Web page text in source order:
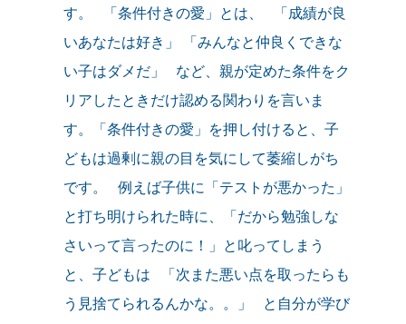
す。 「条件付きの愛」とは、 「成績が良
いあなたは好き」 「みんなと仲良くできな
い子はダメだ」 など、親が定めた条件をク
リアしたときだけ認める関わりを言いま
す。「条件付きの愛」を押し付けると、子
どもは過剰に親の目を気にして萎縮しがち
です。 例えば子供に「テストが悪かった」
と打ち明けられた時に、「だから勉強しな
さいって言ったのに！」と叱ってしまう
と、子どもは 「次また悪い点を取ったらも
う見捨てられるんかな。。」 と自分が学び